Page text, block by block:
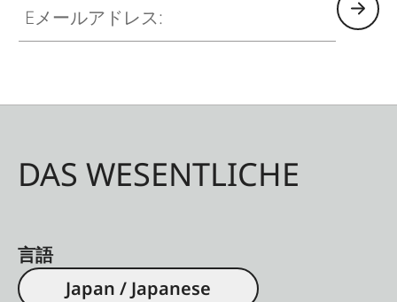
DAS WESENTLICHE
言語
Japan / Japanese